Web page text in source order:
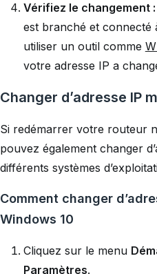
Vérifiez le changement :
est branché et connecté
utiliser un outil comme
votre adresse IP a
Changer d’adresse IP
Si redémarrer votre routeur
pouvez également changer
différents systèmes
Comment changer
Windows 10
Cliquez sur le menu
Paramètres.